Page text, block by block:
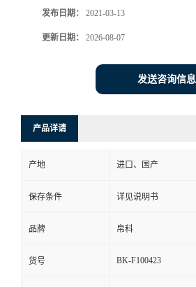
发布日期： 2021-03-13
更新日期： 2026-08-07
发送咨询信息
产品详请
产地 进口、国产
保存条件 详见说明书
品牌 帛科
货号 BK-F100423